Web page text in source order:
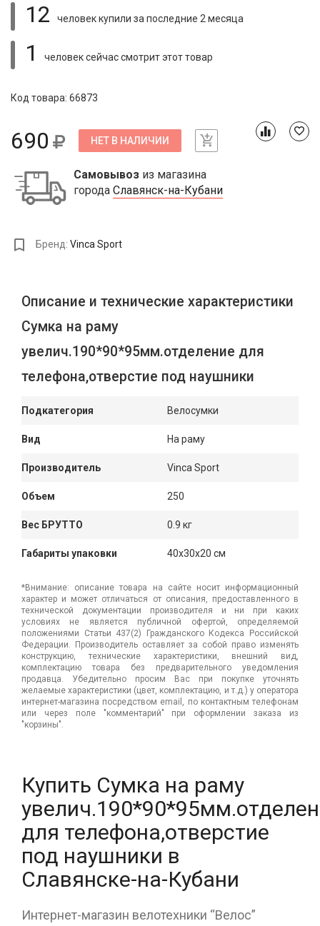
12 человек купили за последние 2 месяца
1 человек сейчас смотритэтот товар
Код товара: 66873
690 НЕТ В НАЛИЧИИ
Самовывоз из магазина
города Славянск-на-Кубани
Бренд: Vinca Sport
Описание и технические характеристики
Сумка на раму
увелич.190*90*95мм.отделение для
телефона,отверстие под наушники
Подкатегория Велосумки
Вид На раму
Производитель Vinca Sport
Объем 250
Вес БРУТТО 0.9 кг
Габариты упаковки 40x30x20 см
*Внимание: описание товара на сайте носит информационный
характер и может отличаться от описания, предоставленного в
технической документации производителя и ни при каких
условиях не является публичной офертой, определяемой
положениями Статьи 437(2) Гражданского Кодекса Российской
Федерации. Производитель оставляет за собой право изменять
конструкцию, технические характеристики, внешний вид,
комплектацию товара без предварительного уведомления
продавца. Убедительно просим Вас при покупке уточнять
желаемые характеристики (цвет, комплектацию, и т.д.) у оператора
интернет-магазина посредством email, по контактным телефонам
или через поле "комментарий" при оформлении заказа из
"корзины".
Купить Сумка на раму
для телефона,отверстие
под наушники в
Славянске-на-Кубани
Интернет-магазин велотехники “Велос”